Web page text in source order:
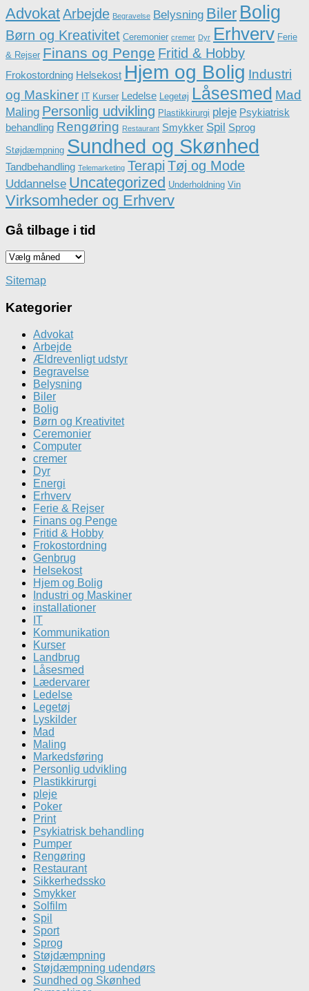
AdvokatArbejde Begravelse Belysning Biler Bolig
Børn og Kreativitet Ceremonier cremer Dyr Erhverv Ferie
& Rejser Finans og Penge Fritid & Hobby
Frokostordning Helsekost Hjem og Bolig Industri
og Maskiner IT Kurser Ledelse Legetøj Låsesmed Mad
Maling Personlig udvikling Plastikkirurgi pleje Psykiatrisk
behandling Rengøring Restaurant Smykker Spil Sprog
Støjdæmpning Sundhed og Skønhed
Tandbehandling Telemarketing Terapi Tøj og Mode
Uddannelse Uncategorized Underholdning Vin
Virksomheder og Erhverv
Gå tilbage i tid
Gå
iSitemap
Kategorier
Advokat
Arbejde
Ældrevenligt udstyr
Begravelse
Belysning
Biler
Bolig
Børn og Kreativitet
Ceremonier
Computer
cremer
Dyr
Energi
Erhverv
Ferie & Rejser
Finans og Penge
Fritid & Hobby
Frokostordning
Genbrug
Helsekost
Hjem og Bolig
Industri og Maskiner
installationer
IT
Kommunikation
Kurser
Landbrug
Låsesmed
Lædervarer
Ledelse
Legetøj
Lyskilder
Mad
Maling
Markedsføring
Personlig udvikling
Plastikkirurgi
pleje
Poker
Print
Psykiatrisk behandling
Pumper
Rengøring
Restaurant
Sikkerhedssko
Smykker
Solfilm
Spil
Sport
Sprog
Støjdæmpning
Støjdæmpning udendørs
Sundhed og Skønhed